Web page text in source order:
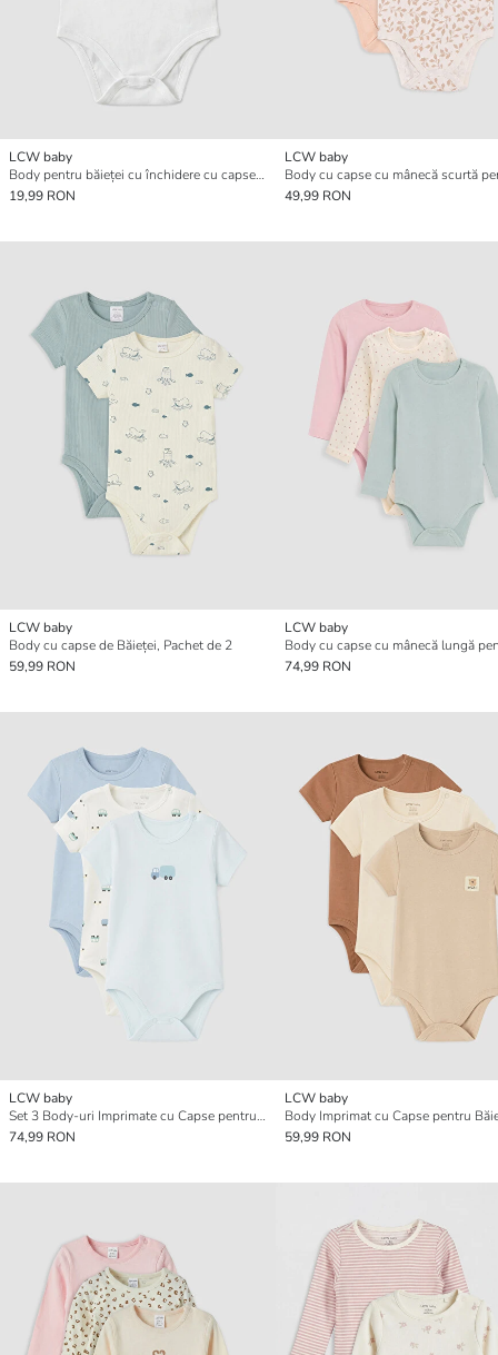
LCW baby
Body pentru băieței cu închidere cu capse și guler rotund
19,99 RON
LCW baby
49,99 RON
LCW baby
Body cu capse de Băieței, Pachet de 2
59,99 RON
LCW baby
74,99 RON
LCW baby
Set 3 Body-uri Imprimate cu Capse pentru Bebeluși Băieți
74,99 RON
LCW baby
59,99 RON